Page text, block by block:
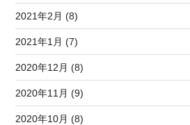
2021年2月 (8)
2021年1月 (7)
2020年12月 (8)
2020年11月 (9)
2020年10月 (8)